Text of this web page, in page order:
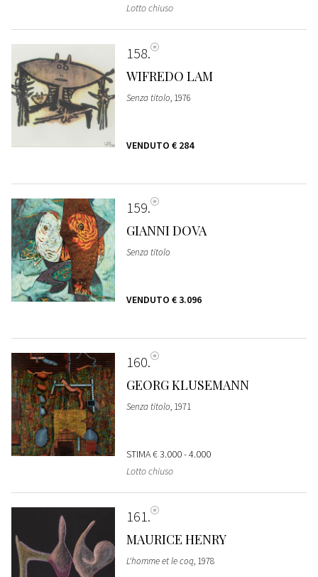
Lotto chiuso
158
WIFREDO LAM
Senza titolo, 1976
VENDUTO € 284
159
GIANNI DOVA
Senza titolo
VENDUTO € 3.096
160
GEORG KLUSEMANN
Senza titolo, 1971
STIMA€ 3.000 - 4.000
Lotto chiuso
161
MAURICE HENRY
L'homme et le coq, 1978